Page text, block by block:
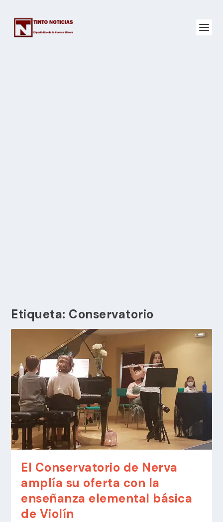
Etiqueta: Conservatorio
El Conservatorio de Nerva
amplía su oferta con la
enseñanza elemental básica
de Violín